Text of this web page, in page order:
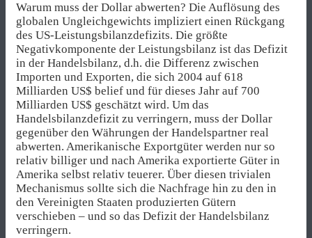
Warum muss der Dollar abwerten? Die Auflösung des
globalen Ungleichgewichts impliziert einen Rückgang
des US-Leistungsbilanzdefizits. Die größte
Negativkomponente der Leistungsbilanz ist das Defizit
in der Handelsbilanz, d.h. die Differenz zwischen
Importen und Exporten, die sich 2004 auf 618
Milliarden US$ belief und für dieses Jahr auf 700
Milliarden US$ geschätzt wird. Um das
Handelsbilanzdefizit zu verringern, muss der Dollar
gegenüber den Währungen der Handelspartner real
abwerten. Amerikanische Exportgüter werden nur so
relativ billiger und nach Amerika exportierte Güter in
Amerika selbst relativ teuerer. Über diesen trivialen
Mechanismus sollte sich die Nachfrage hin zu den in
den Vereinigten Staaten produzierten Gütern
verschieben – und so das Defizit der Handelsbilanz
verringern.